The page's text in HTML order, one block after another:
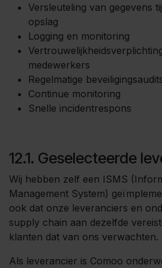
Versleuteling van gegevens
opslag
Logging en monitoring
medewerkers
Regelmatige
Continue monitoring
Snelle incidentrespons
12.1. Geselecteerde
Wij hebben zelf een ISMS
Management System)
ook dat onze leveranciers en
supply chain aan dezelfde
klanten dat van ons verwachten.
Als leverancier is Comoo